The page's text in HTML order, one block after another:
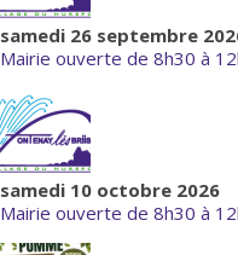
samedi 26 septembre
Mairie ouverte de 8h30 à
samedi 10 octobre 2026
Mairie ouverte de 8h30 à